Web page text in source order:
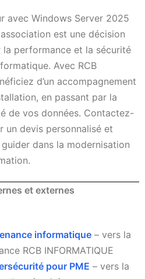
avec Windows Server 2025
est une décision
performance et la sécurité
Avec RCB
d’un accompagnement
en passant par la
de vos données. Contactez-
un devis personnalisé et
dans la modernisation
et externes
informatique – vers la
RCB INFORMATIQUE
pour PME – vers la